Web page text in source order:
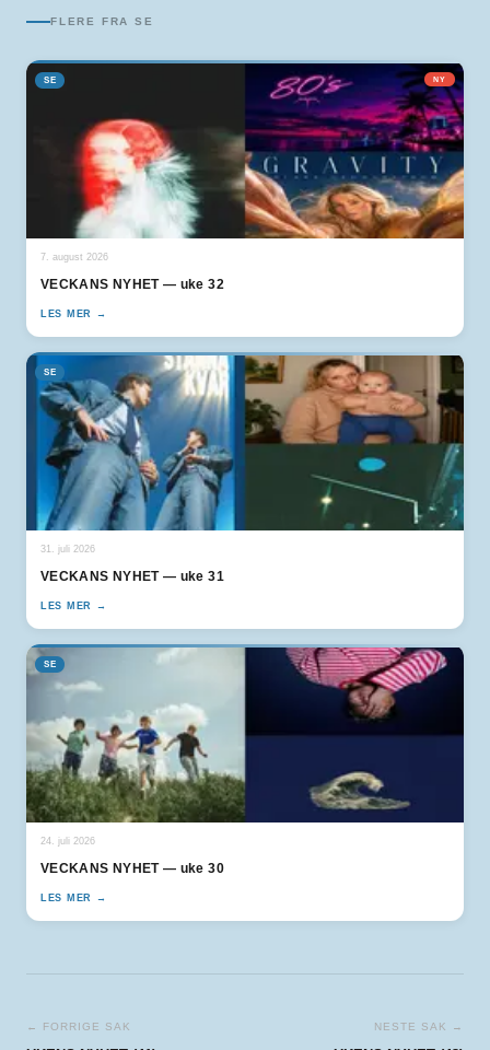
FLERE FRA SE
SE NY
7. august 2026
VECKANS NYHET — uke 32
LES MER →
SE
31. juli 2026
VECKANS NYHET — uke 31
LES MER →
SE
24. juli 2026
VECKANS NYHET — uke 30
LES MER →
← FORRIGE SAK NESTE SAK →